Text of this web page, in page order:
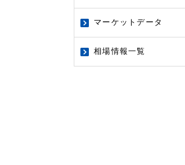
マーケットデータ
相場情報一覧